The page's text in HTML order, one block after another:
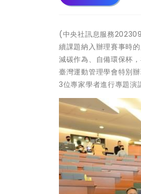
(中央社訊息服務
續課題納入辦理賽事時
減碳作為、自備環保杯
臺灣運動管理學會特別
3位專家學者進行專題演